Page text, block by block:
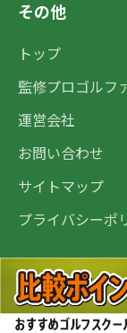
その他
トップ
監修プロゴルフ
運営会社
お問い合わせ
サイトマップ
プライバシーポ
© 2025